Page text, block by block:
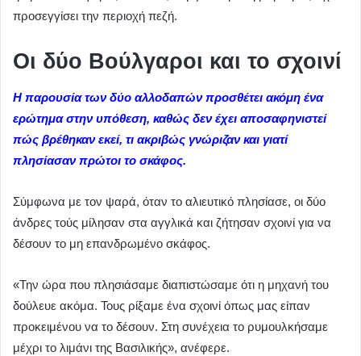
προσεγγίσει την περιοχή πεζή.
Οι δύο Βούλγαροι και το σχοινί
Η παρουσία των δύο αλλοδαπών προσθέτει ακόμη ένα
ερώτημα στην υπόθεση, καθώς δεν έχει αποσαφηνιστεί
πώς βρέθηκαν εκεί, τι ακριβώς γνώριζαν και γιατί
πλησίασαν πρώτοι το σκάφος.
Σύμφωνα με τον ψαρά, όταν το αλιευτικό πλησίασε, οι δύο
άνδρες τούς μίλησαν στα αγγλικά και ζήτησαν σχοινί για να
δέσουν το μη επανδρωμένο σκάφος.
«Την ώρα που πλησιάσαμε διαπιστώσαμε ότι η μηχανή του
δούλευε ακόμα. Τους ρίξαμε ένα σχοινί όπως μας είπαν
προκειμένου να το δέσουν. Στη συνέχεια το ρυμουλκήσαμε
μέχρι το λιμάνι της Βασιλικής», ανέφερε.